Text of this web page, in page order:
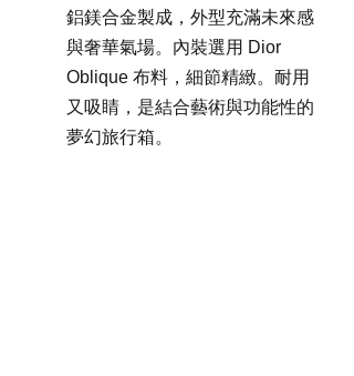
鋁鎂合金製成，外型充滿未來感
與奢華氣場。內裝選用 Dior
Oblique 布料，細節精緻。耐用
又吸睛，是結合藝術與功能性的
夢幻旅行箱。